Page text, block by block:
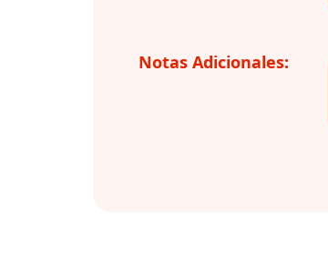
Notas Adicionales: